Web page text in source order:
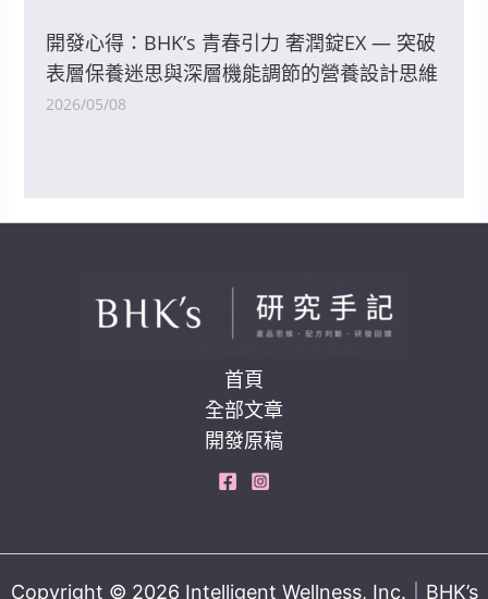
開發心得：BHK’s 青春引力 奢潤錠EX — 突破
表層保養迷思與深層機能調節的營養設計思維
2026/05/08
首頁
全部文章
開發原稿
Copyright © 2026 Intelligent Wellness, Inc.｜BHK’s